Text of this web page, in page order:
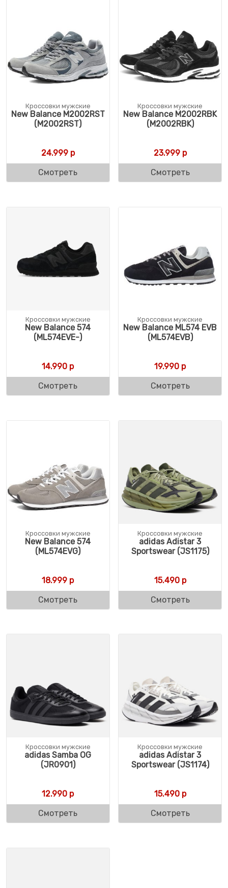
Кроссовки мужские
New Balance M2002RST
(M2002RST)
24.999р
Смотреть
Кроссовки мужские
New Balance M2002RBK
(M2002RBK)
23.999р
Смотреть
Кроссовки мужские
New Balance 574
(ML574EVE-)
14.990 р
Смотреть
Кроссовки мужские
New Balance ML574 EVB
(ML574EVB)
19.990 р
Смотреть
Кроссовки мужские
New Balance 574
(ML574EVG)
18.999 р
Смотреть
Кроссовки мужские
adidas Adistar 3
Sportswear (JS1175)
15.490р
Смотреть
Кроссовки мужские
adidas Samba OG
(JR0901)
12.990 р
Смотреть
Кроссовки мужские
adidas Adistar 3
Sportswear (JS1174)
15.490р
Смотреть